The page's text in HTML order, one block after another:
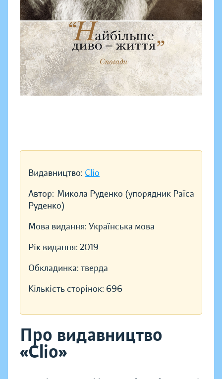
Видавництво: Clio
Автор: Микола Руденко (упорядник Раїса
Руденко)
Мова видання: Українська мова
Рік видання: 2019
Обкладинка: тверда
Кількість сторінок: 696
Про видавництво
«Clio»